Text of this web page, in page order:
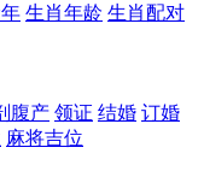
生肖年龄 生肖配对
腹产 领证 结婚 订婚
麻将吉位